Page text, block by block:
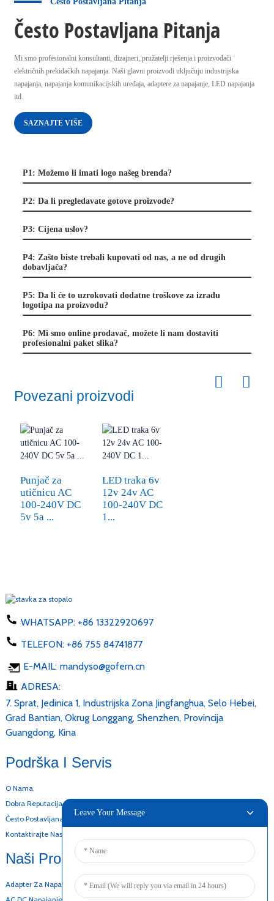
Često Postavljana Pitanja
Mi smo profesionalni konsultanti, dizajneri, pružatelji rješenja i proizvođači
električnih prekidačkih napajanja. Naši glavni proizvodi uključuju industrijska
napajanja, napajanja komunikacijskih uređaja, adaptere za napajanje, LED napajanja
itd.
SAZNAJTE VIŠE
P1: Možemo li imati logo našeg brenda?
P2: Da li pregledavate gotove proizvode?
P3: Cijena uslov?
P4: Zašto biste trebali kupovati od nas, a ne od drugih
dobavljača?
P5: Da li će to uzrokovati dodatne troškove za izradu
logotipa na proizvodu?
P6: Mi smo online prodavač, možete li nam dostaviti
profesionalni paket slika?
Povezani proizvodi
Punjač za
utičnicu AC
100-240V DC
5v 5a ...
LED traka 6v
12v 24v AC
100-240V DC
1...
WHATSAPP: +86 13322920697
TELEFON: +86 755 84741877
E-MAIL: mandyso@gofern.cn
ADRESA:
7. Sprat, Jedinica 1, Industrijska Zona Jingfanghua, Selo Hebei,
Grad Bantian, Okrug Longgang, Shenzhen, Provincija
Guangdong, Kina
Podrška I Servis
O Nama
Dobra Reputacija
Često Postavljana Pitanja
Kontaktirajte Nas
Naši Proizvodi
Adapter Za Napajanje Za Računar
Leave Your Message